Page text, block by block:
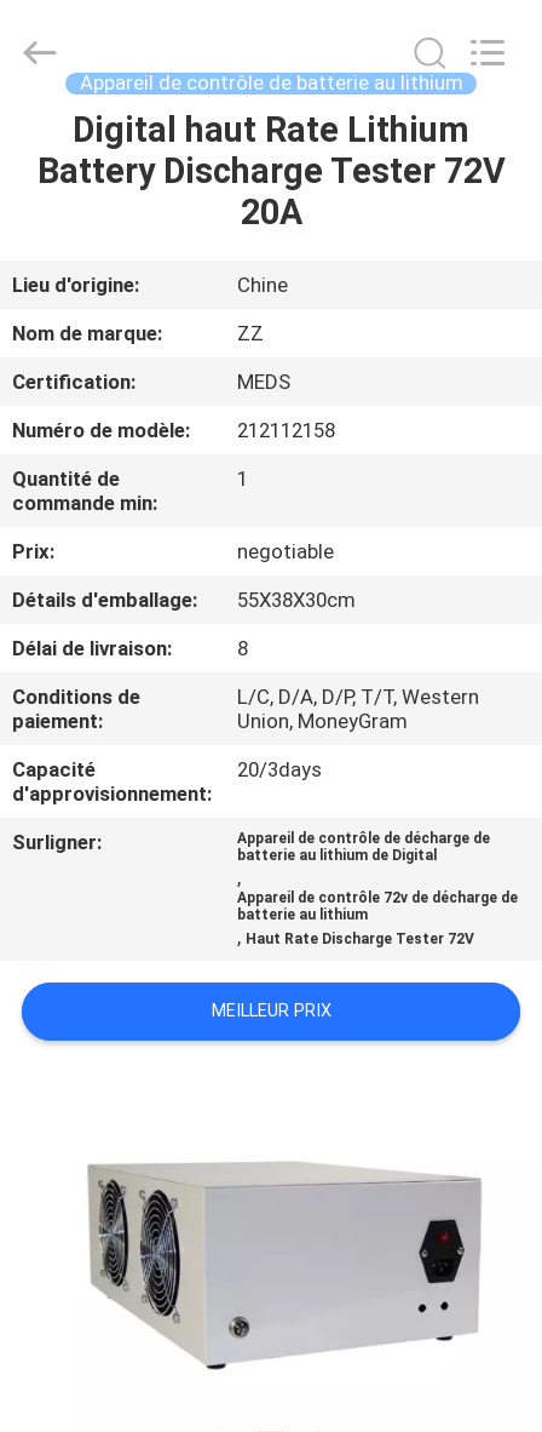
MAISON
AU
SUJET
DE
VISITE
CONTRÔLE
DE
QUALITÉ
CONTACTEZ-
NOUS
PLAN
PRIVACY
POLICY
And
Export
Developed
Appareil de contrôle de batterie au lithium
Digital haut Rate Lithium
Battery Discharge Tester 72V
20A
Lieu d'origine:
Chine
Nom de marque:
ZZ
Certification:
MEDS
Numéro de modèle:
212112158
Quantité de
commande min:
1
Prix:
negotiable
Détails d'emballage:
55X38X30cm
Délai de livraison:
8
Conditions de
paiement:
L/C, D/A, D/P, T/T, Western
Union, MoneyGram
Capacité
d'approvisionnement:
20/3days
Surligner:
Appareil de contrôle de décharge de
batterie au lithium de Digital
,
Appareil de contrôle 72v de décharge de
batterie au lithium
, Haut Rate Discharge Tester 72V
MEILLEUR PRIX